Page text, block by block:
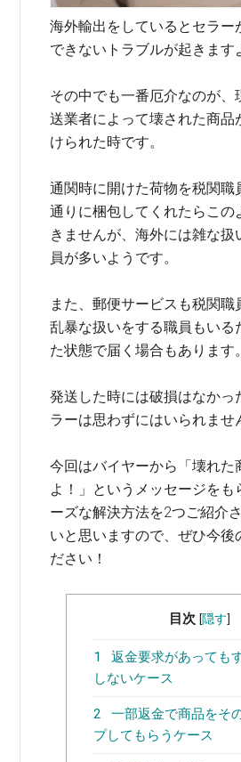
海外輸出をしているとセラー
できないトラブルが起きます
その中でも一番厄介なのが、
送業者によって壊された商品
けられた時です。
通関時に開けた荷物を税関職
通りに梱包してくれたらこの
きませんが、海外には雑な扱
員が多いようです。
また、郵便サービスも税関職
乱暴な扱いをする職員もいる
た状態で届く場合もあります。
発送した時には破損はなかっ
ラーは思わずにはいられませ
今回はバイヤーから「壊れた
よ！」というメッセージをも
ーズな解決方法を2つご紹介
いと思いますので、ぜひ今後
ださい！
目次 [隠す]
1
返金要求があっても
しないケース
2
一部返金で商品をそ
プしてもらうケース